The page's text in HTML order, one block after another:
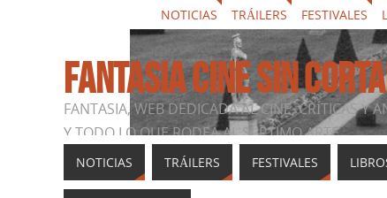
NOTICIAS TRÁILERS FESTIVALES
FANTASIA CINE SIN
FANTASIA, WEB DEDICADA AL CINE, CRÍTICAS Y
Y TODO LO QUE RODEA AL SÉPTIMO ARTE
NOTICIAS TRÁILERS FESTIVALES